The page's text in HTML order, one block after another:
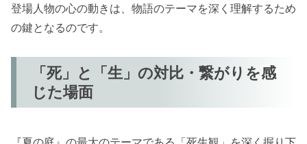
登場人物の心の動きは、物語のテーマを深く理解するため
の鍵となるのです。
「死」と「生」の対比・繋がりを感
じた場面